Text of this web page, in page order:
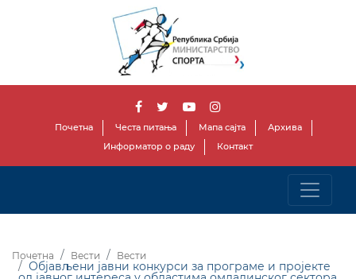
Почетна Честа питања Мапа сајта
Архива
Информатор о раду
Контакт
Почетна Вести Вести
Објављени јавни конкурси за програме и пројекте